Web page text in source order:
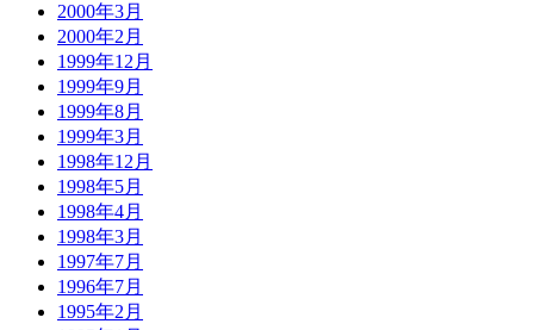
2000年3月
2000年2月
1999年12月
1999年9月
1999年8月
1999年3月
1998年12月
1998年5月
1998年4月
1998年3月
1997年7月
1996年7月
1995年2月